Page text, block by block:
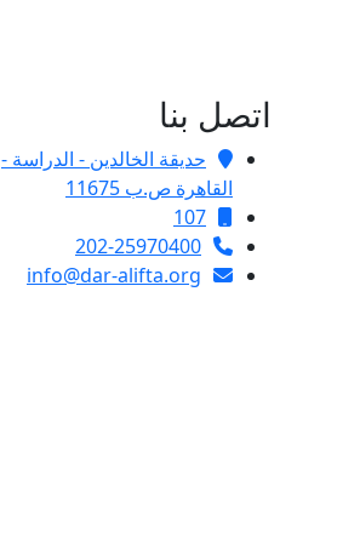
اتصل بنا
حديقة الخالدين - الدراسة -
القاهرة ص.ب 11675
107
202-25970400
info@dar-alifta.org